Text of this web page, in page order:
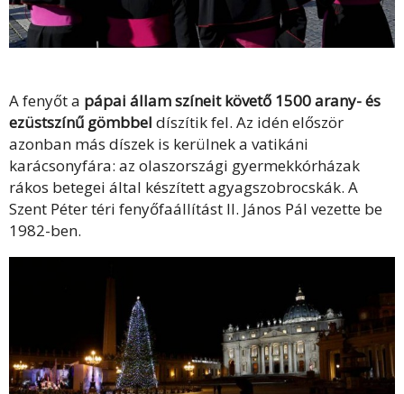
A fenyőt a pápai állam színeit követő 1500 arany- és
ezüstszínű gömbbel díszítik fel. Az idén először
azonban más díszek is kerülnek a vatikáni
karácsonyfára: az olaszországi gyermekkórházak
rákos betegei által készített agyagszobrocskák. A
Szent Péter téri fenyőfaállítást II. János Pál vezette be
1982-ben.